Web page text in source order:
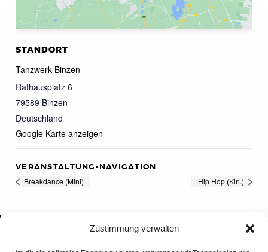
Zustimmung verwalten
STANDORT
Tanzwerk Binzen
Rathausplatz 6
79589 Binzen
Deutschland
Google Karte anzeigen
VERANSTALTUNG-NAVIGATION
Breakdance (Mini) Hip Hop (Kin.)